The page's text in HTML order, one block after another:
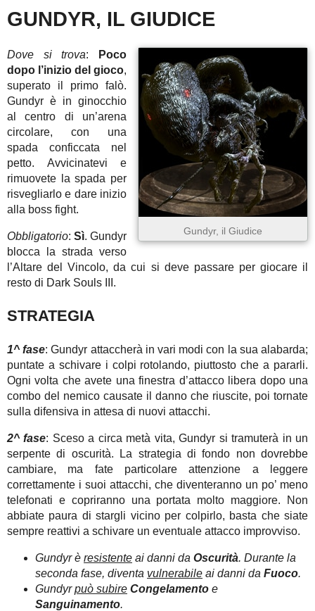
GUNDYR, IL GIUDICE
Gundyr, il Giudice
Dove si trova:
Poco
dopo l’inizio del gioco,
superato il primo falò.
Gundyr è in ginocchio
al centro di un’arena
circolare, con una
spada conficcata nel
petto. Avvicinatevi e
rimuovete la spada per
risvegliarlo e dare inizio
alla boss fight.
Obbligatorio: Sì. Gundyr
blocca la strada verso
l’Altare del Vincolo, da cui si deve passare per giocare il
resto di Dark Souls III.
STRATEGIA
1^ fase: Gundyr attaccherà in vari modi con la sua alabarda;
puntate a schivare i colpi rotolando, piuttosto che a pararli.
Ogni volta che avete una finestra d’attacco libera dopo una
combo del nemico causate il danno che riuscite, poi tornate
sulla difensiva in attesa di nuovi attacchi.
2^ fase: Sceso a circa metà vita, Gundyr si tramuterà in un
serpente di oscurità. La strategia di fondo non dovrebbe
cambiare, ma fate particolare attenzione a leggere
correttamente i suoi attacchi, che diventeranno un po’ meno
telefonati e copriranno una portata molto maggiore. Non
abbiate paura di stargli vicino per colpirlo, basta che siate
sempre reattivi a schivare un eventuale attacco improvviso.
Gundyr è resistente ai danni da Oscurità. Durante la
seconda fase, diventa vulnerabile ai danni da Fuoco.
Gundyrpuò subire Congelamento e
Sanguinamento.